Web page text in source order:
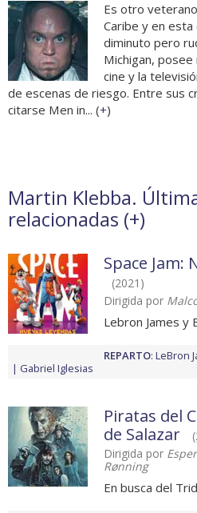
Es otro
Caribe y en
diminuto pero
Michigan,
cine y la
de escenas de riesgo. Entre sus
citarse Men in... (+)
Martin Klebba.
relacionadas (+)
Space Jam:
(2021)
Dirigida por
Lebron James y
REPARTO: LeBron
Gabriel Iglesias
Piratas del
de Salazar
Dirigida por
Rønning
En busca del